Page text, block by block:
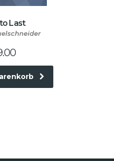
Last